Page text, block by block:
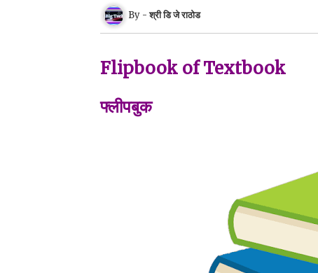
श्री डि जे राठोड
Flipbook of Textbook
फ्लीपबुक